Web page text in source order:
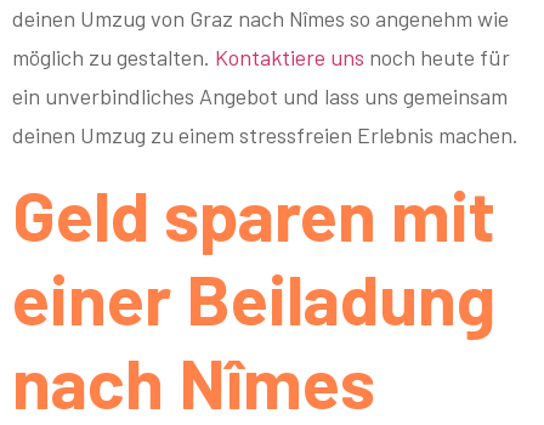
deinen Umzug von Graz nach Nîmes so angenehm wie
möglich zu gestalten. Kontaktiere uns noch heute für
ein unverbindliches Angebot und lass uns gemeinsam
deinen Umzug zu einem stressfreien Erlebnis machen.
Geld sparen mit
einer Beiladung
nach Nîmes